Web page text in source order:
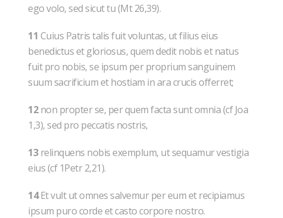
ego volo, sed sicut tu (Mt 26,39).
11 Cuius Patris talis fuit voluntas, ut filius eius
benedictus et gloriosus, quem dedit nobis et natus
fuit pro nobis, se ipsum per proprium sanguinem
suum sacrificium et hostiam in ara crucis offerret;
12non propter se, per quem facta sunt omnia (cf Joa
1,3), sed pro peccatis nostris,
13relinquens nobis exemplum, ut sequamur vestigia
eius (cf 1Petr 2,21).
14Et vult ut omnes salvemur per eum et recipiamus
ipsum puro corde et casto corpore nostro.